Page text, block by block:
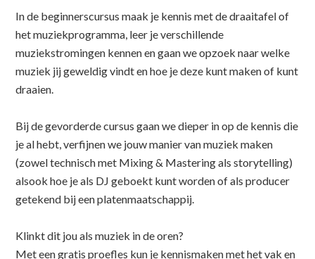
In de beginnerscursus maak je kennis met de draaitafel of
het muziekprogramma, leer je verschillende
muziekstromingen kennen en gaan we opzoek naar welke
muziek jij geweldig vindt en hoe je deze kunt maken of kunt
draaien.
Bij de gevorderde cursus gaan we dieper in op de kennis die
je al hebt, verfijnen we jouw manier van muziek maken
(zowel technisch met Mixing & Mastering als storytelling)
alsook hoe je als DJ geboekt kunt worden of als producer
getekend bij een platenmaatschappij.
Klinkt dit jou als muziek in de oren?
Met een gratis proefles kun je kennismaken met het vak en